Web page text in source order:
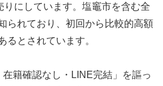
りにしています。塩竈市を含む全
られており、初回から比較的高額
るとされています。
籍確認なし・LINE完結」を謳っ